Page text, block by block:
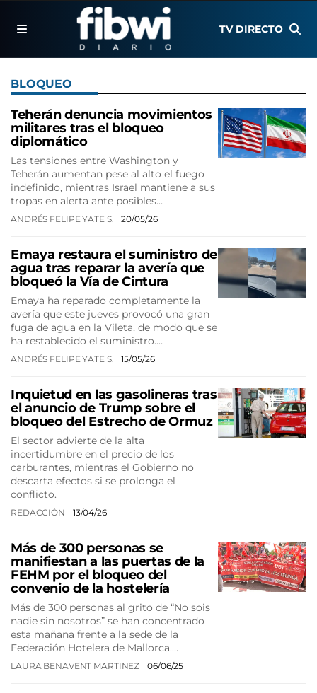
TV DIRECTO
BLOQUEO
Teherán denuncia movimientos
militares tras el bloqueo
diplomático
Las tensiones entre Washington y
Teherán aumentan pese al alto el fuego
indefinido, mientras Israel mantiene a sus
tropas en alerta ante posibles…
ANDRÉS FELIPE YATE S. 20/05/26
Emaya restaura el suministro de
agua tras reparar la avería que
bloqueó la Vía de Cintura
Emaya ha reparado completamente la
avería que este jueves provocó una gran
fuga de agua en la Vileta, de modo que se
ha restablecido el suministro.…
ANDRÉS FELIPE YATE S. 15/05/26
Inquietud en las gasolineras tras
el anuncio de Trump sobre el
bloqueo del Estrecho de Ormuz
El sector advierte de la alta
incertidumbre en el precio de los
carburantes, mientras el Gobierno no
descarta efectos si se prolonga el
conflicto.
REDACCIÓN 13/04/26
Más de 300 personas se
manifiestan a las puertas de la
FEHM por el bloqueo del
convenio de la hostelería
Más de 300 personas al grito de “No sois
nadie sin nosotros” se han concentrado
esta mañana frente a la sede de la
Federación Hotelera de Mallorca.…
LAURA BENAVENT MARTINEZ 06/06/25